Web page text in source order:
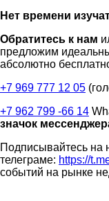
Нет времени
Обратитесь к нам
предложим
абсолютно
+7 969 777 12 05
+7 962 799 -66 14
значок
Подписывайтесь на
телеграме: https://
событий на рынке